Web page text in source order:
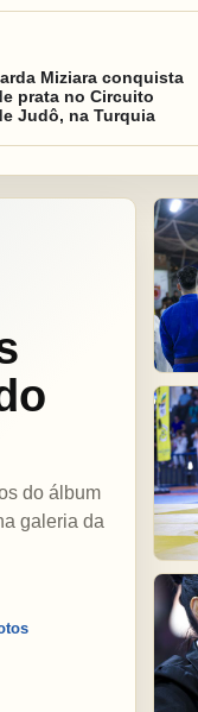
Miziara conquista
prata no Circuito
Judô, na Turquia
do álbum
galeria da